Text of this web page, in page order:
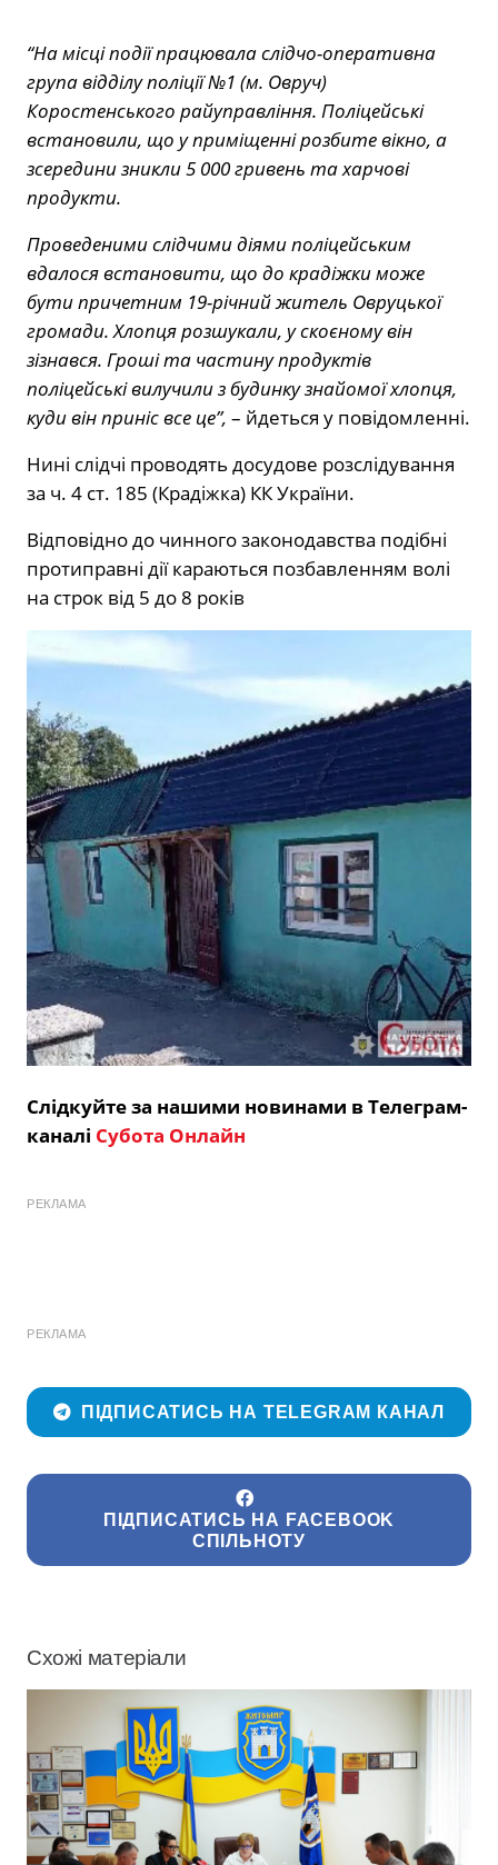
“На місці події працювала слідчо-оперативна
група відділу поліції №1 (м. Овруч)
Коростенського райуправління. Поліцейські
встановили, що у приміщенні розбите вікно, а
зсередини зникли 5 000 гривень та харчові
продукти.
Проведеними слідчими діями поліцейським
вдалося встановити, що до крадіжки може
бути причетним 19-річний житель Овруцької
громади. Хлопця розшукали, у скоєному він
зізнався. Гроші та частину продуктів
поліцейські вилучили з будинку знайомої хлопця,
куди він приніс все це”, – йдеться у повідомленні.
Нині слідчі проводять досудове розслідування
за ч. 4 ст. 185 (Крадіжка) КК України.
Відповідно до чинного законодавства подібні
протиправні дії караються позбавленням волі
на строк від 5 до 8 років
Слідкуйте за нашими новинами в Телеграм-
каналі Субота Онлайн
РЕКЛАМА
РЕКЛАМА
ПІДПИСАТИСЬ НА TELEGRAM КАНАЛ
ПІДПИСАТИСЬ НА FACEBOOK
СПІЛЬНОТУ
Схожі матеріали